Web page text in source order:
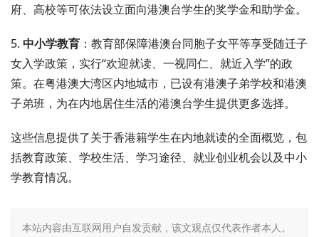
府、高校等可依法设立面向港澳台学生的奖学金和助学金。
5. 中小学教育 ：教育部保障港澳台同胞子女平等享受随迁子
女入学政策，实行“欢迎就读、一视同仁、就近入学”的政
策。在粤港澳大湾区内地城市，已设有港澳子弟学校和港澳
子弟班，为在内地居住生活的港澳台学生提供更多选择。
这些信息提供了关于香港籍学生在内地就读的全面概览，包
括教育政策、学校生活、学习途径、就业创业机会以及中小
学教育情况。
本站内容由互联网用户自发贡献，该文观点仅代表作者本人。